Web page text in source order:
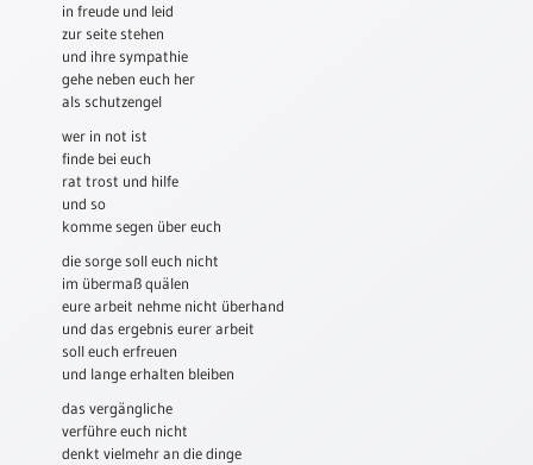
Firmung
Erstkommunion
(Jubel)Hochzeit
Einzug
Ostern
Weihnachten
Jahreswechsel
Neutral
in freude und leid
zur seite stehen
und ihre sympathie
gehe neben euch her
als schutzengel
wer in not ist
finde bei euch
rat trost und hilfe
und so
komme segen über euch
die sorge soll euch nicht
im übermaß quälen
eure arbeit nehme nicht überhand
und das ergebnis eurer arbeit
soll euch erfreuen
und lange erhalten bleiben
das vergängliche
verführe euch nicht
denkt vielmehr an die dinge